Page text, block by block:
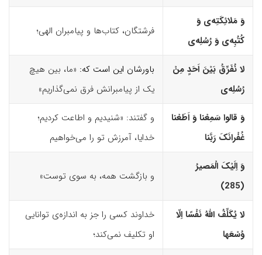
وَ مَلائِکَتِه‌ى وَ
کُتُبِه‌ى وَ رُسُلِه‌ى
فرشتگان، کتاب‌ها و پیامبران الهی؛
لا نُفَرِّقُ بَیْنَ اَحَدٍ مِنْ
رُسُلِه‌ى
باورشان این است که: «ما، بین هیچ
یک از پیامبرانش فرق نمی‌گذاریم»
وَ قالوا سَمِعْنا وَ اَطَعْنا
غُفْرانَکَ رَبَّنا
و گفتند: «شنیدیم و اطاعت کردیم؛
خدایا، آمرزش تو را می‌خواهیم
وَ اِلَیْکَ الْمَصیرُ
(285)‏
و بازگشت همه، به ‌سوی توست»
لا یُکَلِّفُ اللّهُ نَفْسًا اِلّا
وُسْعَها
خداوند ‌کسی را جز به اندازه‌ی توانایی
او تکلیف نمی‌کند؛